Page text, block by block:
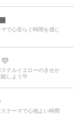
で心安らぐ時間を感じ
テルイエローのきせか
しよう💛
テーマで心地よい時間